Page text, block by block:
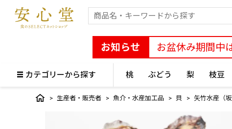
お知らせ お盆休み期間中
カテゴリーから探す 桃 ぶどう 梨 枝豆
生産者・販売者 魚介・水産加工品 貝 矢竹水産（坂